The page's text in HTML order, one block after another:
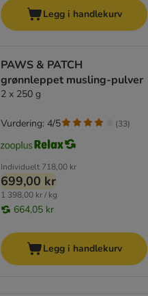
Legg i handlekurv
PAWS & PATCH
grønnleppet musling-pulver
2 x 250 g
Individuelt 718,00 kr
699,00 kr
1 398,00 kr / kg
664,05 kr
Vurdering: 4/5 (33)
Legg i handlekurv